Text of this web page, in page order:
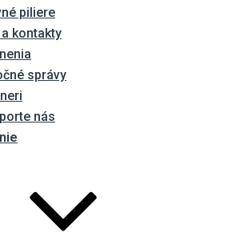
piliere
kontakty
správy
nás